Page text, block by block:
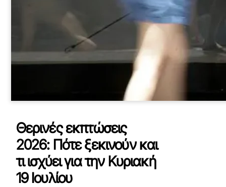
Θερινές εκπτώσεις
2026: Πότε ξεκινούν και
τι ισχύει για την Κυριακή
19 Ιουλίου